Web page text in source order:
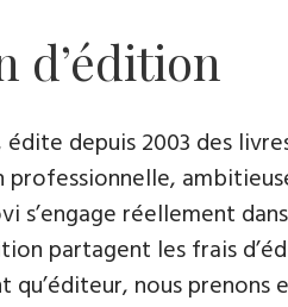
d’édition
édite depuis 2003 des
s’engage réellement
partagent les frais
qu’éditeur, nous